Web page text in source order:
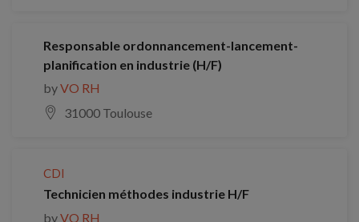
Responsable ordonnancement-lancement-
planification en industrie (H/F)
byVO RH
31000 Toulouse
CDI
Technicien méthodes industrie H/F
byVO RH